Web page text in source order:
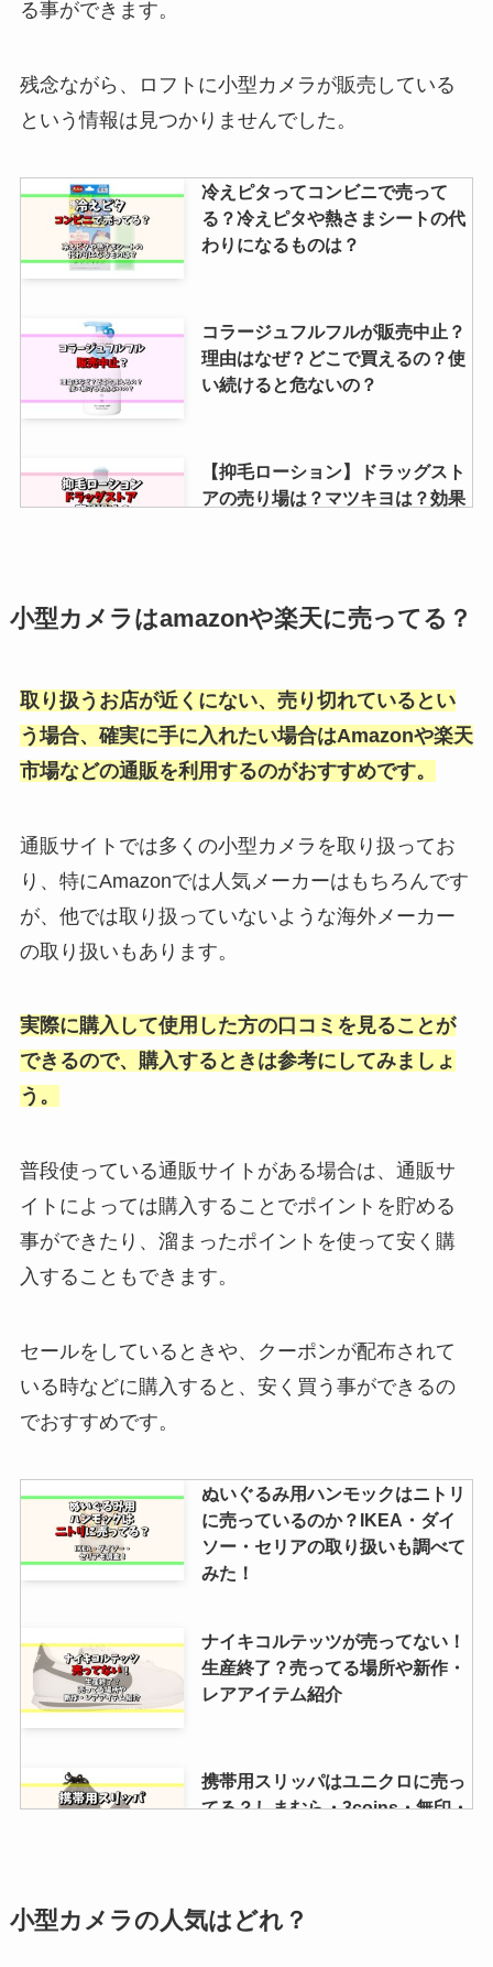
る事ができます。
残念ながら、ロフトに小型カメラが販売している
という情報は見つかりませんでした。
冷えピタってコンビニで売って
る？冷えピタや熱さまシートの代
わりになるものは？
コラージュフルフルが販売中止？
理由はなぜ？どこで買えるの？使
い続けると危ないの？
【抑毛ローション】ドラッグスト
アの売り場は？マツキヨは？効果
impの香水の取扱店舗を徹底リサ
ーチ！公式やAmazonや楽天でも
【リーバイス503】廃盤はなぜ？
特徴や569との違いは？売ってる
紙袋が売ってるところは？コンビ
ニやドラッグストアや無印で買え
る？販売店を調査！
ペヤング獄激辛finalが販売中止の
理由がやばい？どこで売ってる？
ポケモンカードがコンビニに売っ
てない！販売時間がある？売って
る場所や買い方解説
える？販売店や取扱店舗を調べま
した
る？Amazonにはある？販売停止
になったのは本当？
小型カメラはamazonや楽天に売ってる？
取り扱うお店が近くにない、売り切れているとい
う場合、確実に手に入れたい場合はAmazonや楽天
市場などの通販を利用するのがおすすめです。
通販サイトでは多くの小型カメラを取り扱ってお
り、特にAmazonでは人気メーカーはもちろんです
が、他では取り扱っていないような海外メーカー
の取り扱いもあります。
実際に購入して使用した方の口コミを見ることが
できるので、購入するときは参考にしてみましょ
う。
普段使っている通販サイトがある場合は、通販サ
イトによっては購入することでポイントを貯める
事ができたり、溜まったポイントを使って安く購
入することもできます。
セールをしているときや、クーポンが配布されて
いる時などに購入すると、安く買う事ができるの
でおすすめです。
ぬいぐるみ用ハンモックはニトリ
に売っているのか？IKEA・ダイ
ソー・セリアの取り扱いも調べて
みた！
ナイキコルテッツが売ってない！
生産終了？売ってる場所や新作・
レアアイテム紹介
携帯用スリッパはユニクロに売っ
てる？しまむら・3coins・無印・
耕運機のレンタルはコメリででき
小型カメラの人気はどれ？